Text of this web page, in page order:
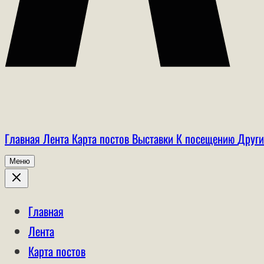
Главная Лента Карта постов Выставки К посещению
Меню
Главная
Лента
Карта постов